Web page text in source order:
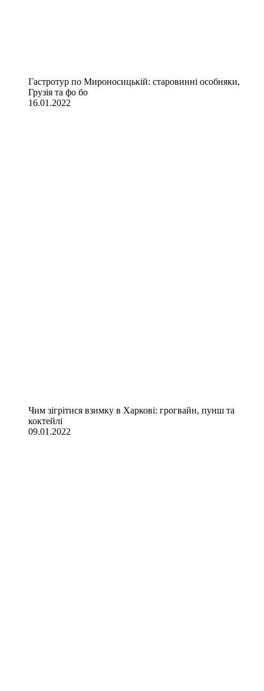
Гастротур по Мироносицькій: старовинні особняки,
Грузія та фо бо
16.01.2022
Чим зігрітися взимку в Харкові: грогвайн, пунш та
коктейлі
09.01.2022